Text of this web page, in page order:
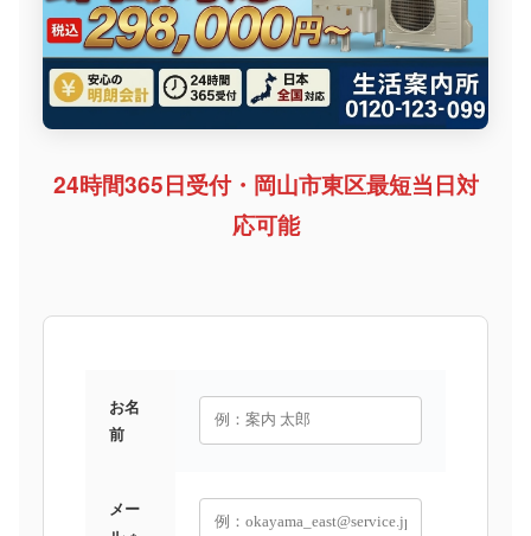
24時間365日受付・岡山市東区最短当日対
応可能
お名
前
メー